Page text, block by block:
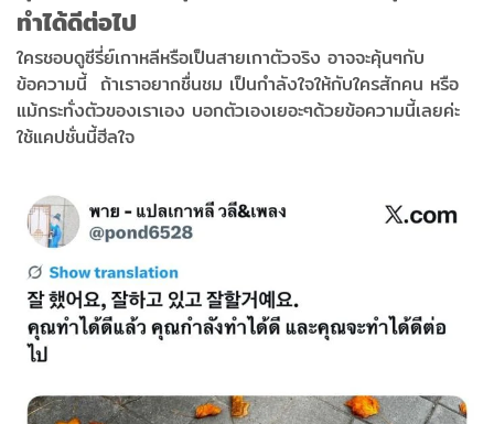
ทำได้ดีต่อไป
ใครชอบดูซีรี่ย์เกาหลีหรือเป็นสายเกาตัวจริง อาจจะคุ้นๆกับ
ข้อความนี้ ถ้าเราอยากชื่นชม เป็นกำลังใจให้กับใครสักคน หรือ
แม้กระทั่งตัวของเราเอง บอกตัวเองเยอะๆด้วยข้อความนี้เลยค่ะ
ใช้แคปชั่นนี้ฮีลใจ